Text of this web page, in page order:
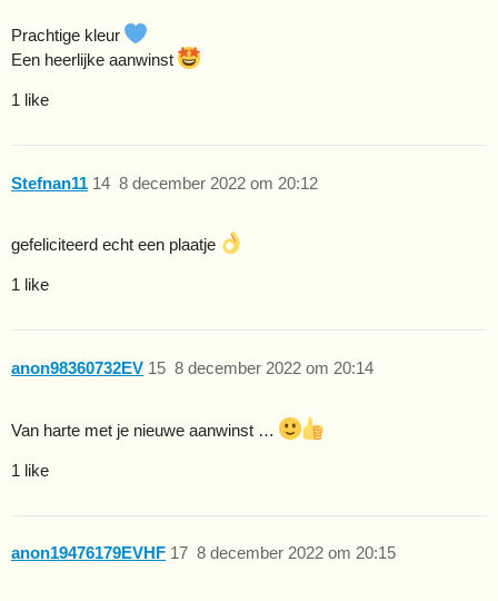
Prachtige kleur
Een heerlijke aanwinst
1 like
Stefnan11 8 december 2022 om 20:12
14
gefeliciteerd echt een plaatje
1 like
anon98360732EV 8 december 2022 om 20:14
15
Van harte met je nieuwe aanwinst …
1 like
anon19476179EVHF 8 december 2022 om 20:15
17